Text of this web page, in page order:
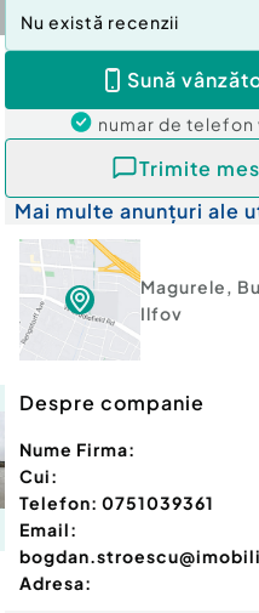
Nu există recenzii
Sună
numar de telefon
Trimite
Mai multe anunțuri ale
Magurele,
Ilfov
Despre companie
Nume Firma:
Cui:
Telefon: 0751039361
Email:
Adresa: